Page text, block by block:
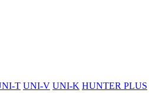
T UNI-V UNI-K HUNTER PLUS